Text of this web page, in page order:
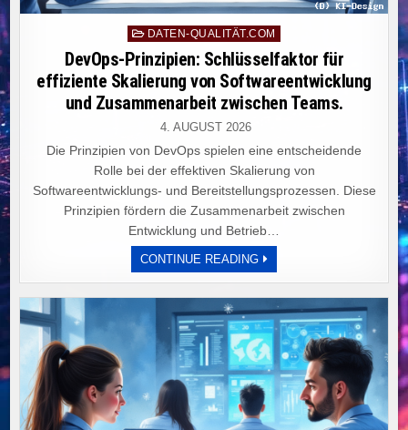
Posted
in
DATEN-QUALITÄT.COM
DevOps-Prinzipien: Schlüsselfaktor für
effiziente Skalierung von Softwareentwicklung
und Zusammenarbeit zwischen Teams.
4. AUGUST 2026
Die Prinzipien von DevOps spielen eine entscheidende
Rolle bei der effektiven Skalierung von
Softwareentwicklungs- und Bereitstellungsprozessen. Diese
Prinzipien fördern die Zusammenarbeit zwischen
Entwicklung und Betrieb…
CONTINUE READINGDEVOPS-
PRINZIPIEN:
SCHLÜSSELFAKTOR
EFFIZIENTE
SKALIERUNG
VON
UND
ZUSAMMENARBEIT
ZWISCHEN
TEAMS.